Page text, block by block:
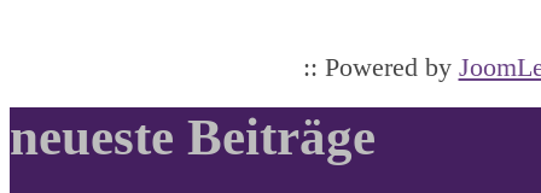
:: Powered by
neueste Beiträge